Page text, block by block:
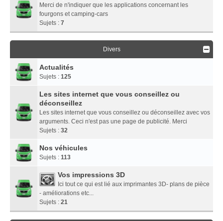
Merci de n'indiquer que les applications concernant les
fourgons et camping-cars
Sujets : 7
Divers
Actualités
Sujets : 125
Les sites internet que vous conseillez ou
déconseillez
Les sites internet que vous conseillez ou déconseillez avec vos
arguments. Ceci n'est pas une page de publicité. Merci
Sujets : 32
Nos véhicules
Sujets : 113
Vos impressions 3D
Ici tout ce qui est lié aux imprimantes 3D- plans de pièce
- améliorations etc...
Sujets : 21